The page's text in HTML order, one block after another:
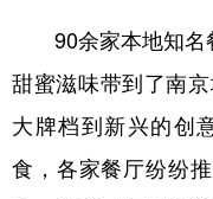
90余家本地知名餐
甜蜜滋味带到了南
大牌档到新兴的创
食，各家餐厅纷纷